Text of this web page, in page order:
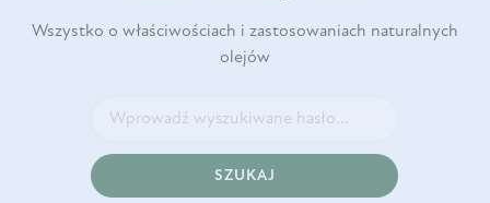
Wszystko o właściwościach i zastosowaniach naturalnych
olejów
SZUKAJ